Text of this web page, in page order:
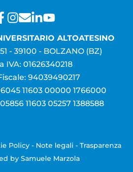
ALTOATESINO
- 39100 - BOLZANO (BZ)
IVA: 01626340218
94039490217
11603 00000 1766000
11603 05257 1388588
Policy- Note legali - Trasparenza
by Samuele Marzola